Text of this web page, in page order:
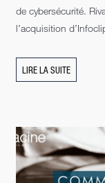
de cybersécurité.
l’acquisition
LIRE LA SUITE